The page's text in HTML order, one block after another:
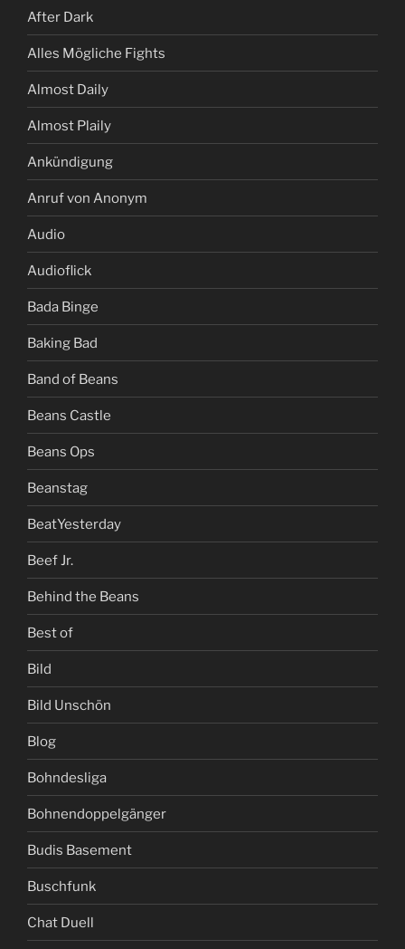
After Dark
Alles Mögliche Fights
Almost Daily
Almost Plaily
Ankündigung
Anruf von Anonym
Audio
Audioflick
Bada Binge
Baking Bad
Band of Beans
Beans Castle
Beans Ops
Beanstag
BeatYesterday
Beef Jr.
Behind the Beans
Best of
Bild
Bild Unschön
Blog
Bohndesliga
Bohnendoppelgänger
Budis Basement
Buschfunk
Chat Duell